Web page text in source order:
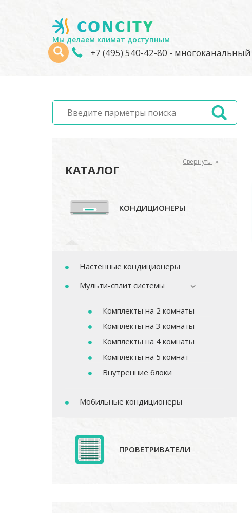
Мы делаем климат доступным
+7 (495) 540-42-80 - многоканальный
КАТАЛОГ
Свернуть
КОНДИЦИОНЕРЫ
Настенные кондиционеры
Мульти-сплит системы
Комплекты на 2 комнаты
Комплекты на 3 комнаты
Комплекты на 4 комнаты
Комплекты на 5 комнат
Внутренние блоки
Мобильные кондиционеры
ПРОВЕТРИВАТЕЛИ